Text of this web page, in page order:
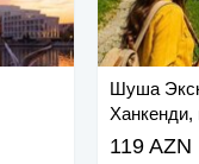
Шуша
119 AZN